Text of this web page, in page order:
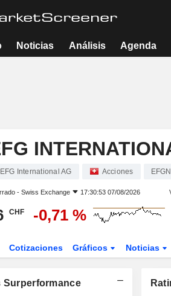
Noticias Análisis Agenda
International AG Acciones EFGN
- Swiss Exchange 17:30:53 07/08/2026
CHF -0,71 %
Cotizaciones Gráficos Noticias
Surperformance